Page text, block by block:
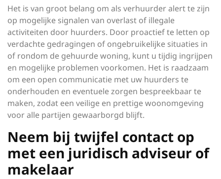
Het is van groot belang om als verhuurder alert te zijn
op mogelijke signalen van overlast of illegale
activiteiten door huurders. Door proactief te letten op
verdachte gedragingen of ongebruikelijke situaties in
of rondom de gehuurde woning, kunt u tijdig ingrijpen
en mogelijke problemen voorkomen. Het is raadzaam
om een open communicatie met uw huurders te
onderhouden en eventuele zorgen bespreekbaar te
maken, zodat een veilige en prettige woonomgeving
voor alle partijen gewaarborgd blijft.
Neem bij twijfel contact op
met een juridisch adviseur of
makelaar